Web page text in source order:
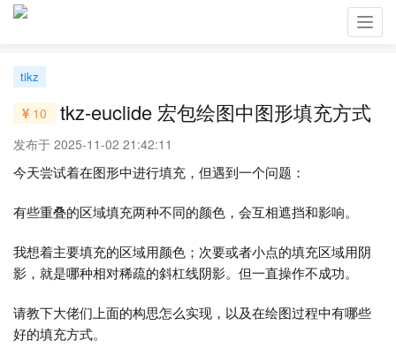
tikz
10 tkz-euclide 宏包绘图中图形填充方式
发布于 2025-11-02 21:42:11
今天尝试着在图形中进行填充，但遇到一个问题：
有些重叠的区域填充两种不同的颜色，会互相遮挡和影响。
我想着主要填充的区域用颜色；次要或者小点的填充区域用阴
影，就是哪种相对稀疏的斜杠线阴影。但一直操作不成功。
请教下大佬们上面的构思怎么实现，以及在绘图过程中有哪些
好的填充方式。